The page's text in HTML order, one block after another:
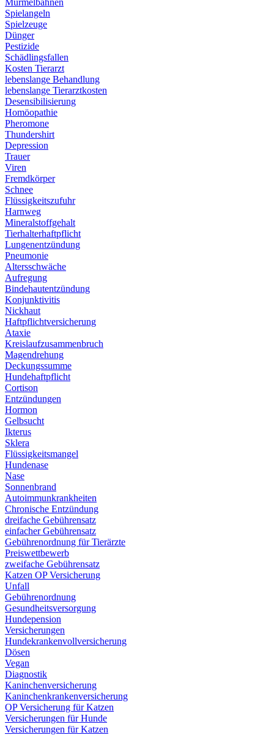
Murmelbahnen
Spielangeln
Spielzeuge
Dünger
Pestizide
Schädlingsfallen
Kosten Tierarzt
lebenslange Behandlung
lebenslange Tierarztkosten
Desensibilisierung
Homöopathie
Pheromone
Thundershirt
Depression
Trauer
Viren
Fremdkörper
Schnee
Flüssigkeitszufuhr
Harnweg
Mineralstoffgehalt
Tierhalterhaftpflicht
Lungenentzündung
Pneumonie
Altersschwäche
Aufregung
Bindehautentzündung
Konjunktivitis
Nickhaut
Haftpflichtversicherung
Ataxie
Kreislaufzusammenbruch
Magendrehung
Deckungssumme
Hundehaftpflicht
Cortison
Entzündungen
Hormon
Gelbsucht
Ikterus
Sklera
Flüssigkeitsmangel
Hundenase
Nase
Sonnenbrand
Autoimmunkrankheiten
Chronische Entzündung
dreifache Gebührensatz
einfacher Gebührensatz
Gebührenordnung für Tierärzte
Preiswettbewerb
zweifache Gebührensatz
Katzen OP Versicherung
Unfall
Gebührenordnung
Gesundheitsversorgung
Hundepension
Versicherungen
Hundekrankenvollversicherung
Dösen
Vegan
Diagnostik
Kaninchenversicherung
Kaninchenkrankenversicherung
OP Versicherung für Katzen
Versicherungen für Hunde
Versicherungen für Katzen